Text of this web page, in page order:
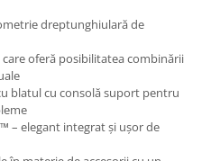
dreptunghiulară de
oferă posibilitatea combinării
blatul cu consolă suport pentru
– elegant integrat și ușor de